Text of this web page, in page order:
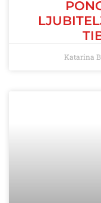
Katarina